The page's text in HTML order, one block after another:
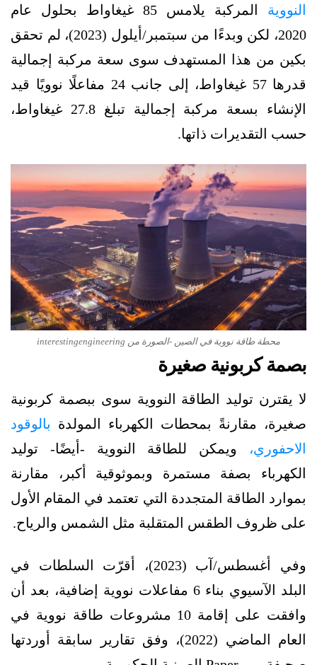
النووية
المركبة يلامس 85 غيغاواط بحلول عام
2020، لكن وبدءًا من سبتمبر/أيلول (2023)، لم تحقق
بكين من هذا المستهدف سوى سعة مركبة إجمالية
قدرها 57 غيغاواط، إلى جانب 24 مفاعلًا نوويًا قيد
الإنشاء بسعة مركبة إجمالية تبلغ 27.8 غيغاواط،
حسب التقديرات ذاتها.
محطة طاقة نووية في الصين -الصورة من interestingengineering
بصمة كربونية صغيرة
لا يقترن توليد الطاقة النووية سوى ببصمة كربونية
صغيرة، مقارنةً بمحطات الكهرباء المولدة بالوقود
الاحفوري، ويمكن للطاقة النووية -أيضًا- توليد
الكهرباء بصفة مستمرة وبموثوقية أكبر، مقارنة
بموارد الطاقة المتجددة التي تعتمد في المقام الأول
على ظروف الطقس المتقلبة مثل الشمس والرياح.
وفي أغسطس/آب (2023)، أقرّت السلطات في
البلد الآسيوي بناء 6 مفاعلات نووية إضافية، بعد أن
وافقت على إقامة 10 مشروعات طاقة نووية في
العام الماضي (2022)، وفق تقارير سابقة أوردتها